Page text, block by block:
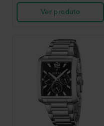
Ver produto